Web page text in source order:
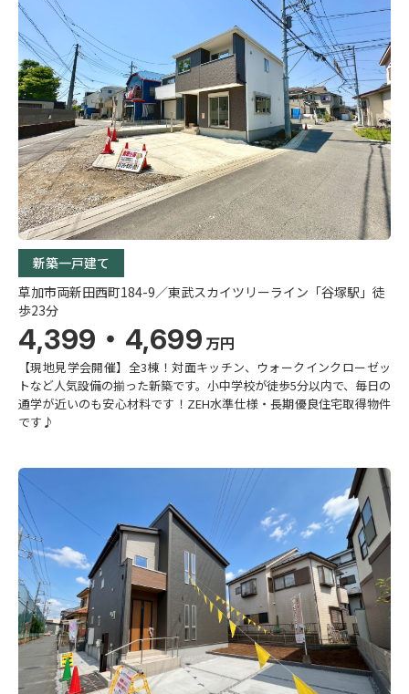
新築一戸建て
草加市両新田西町184-9／東武スカイツリーライン「谷塚駅」徒
歩23分
4,399・4,699 万円
【現地見学会開催】全3棟！対面キッチン、ウォークインクローゼッ
トなど人気設備の揃った新築です。小中学校が徒歩5分以内で、毎日の
通学が近いのも安心材料です！ZEH水準仕様・長期優良住宅取得物件
です♪